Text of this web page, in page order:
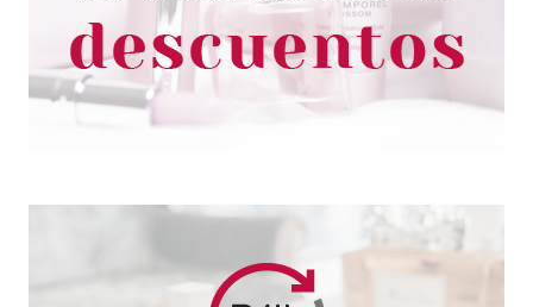
Pvr 3.99€
-15%
desde
3.40€